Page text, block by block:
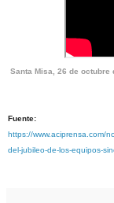
Santa Misa, 26 de octubre
Fuente:
https://www.aciprensa.com/
del-jubileo-de-los-equipos-